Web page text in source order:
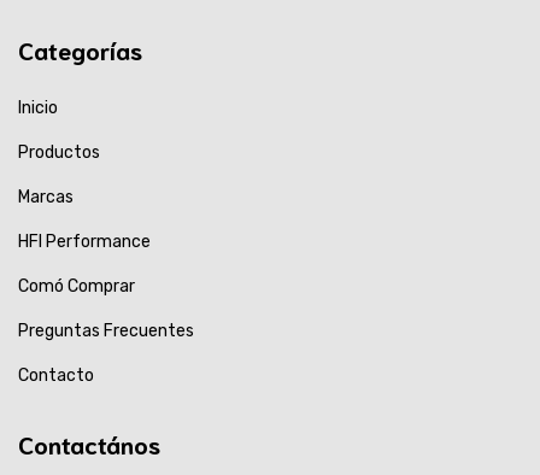
Categorías
Inicio
Productos
Marcas
HFI Performance
Comó Comprar
Preguntas Frecuentes
Contacto
Contactános